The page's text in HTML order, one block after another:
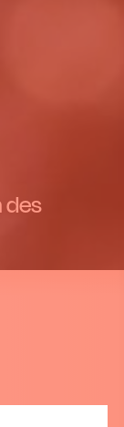
des